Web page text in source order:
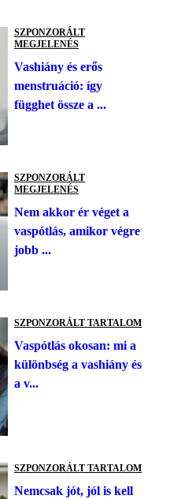
SZPONZORÁLT
MEGJELENÉS
Vashiány és erős
menstruáció: így
függhet össze a ...
SZPONZORÁLT
MEGJELENÉS
Nem akkor ér véget a
vaspótlás, amikor végre
jobb ...
SZPONZORÁLT TARTALOM
Vaspótlás okosan: mi a
különbség a vashiány és
a v...
SZPONZORÁLT TARTALOM
Nemcsak jót, jól is kell